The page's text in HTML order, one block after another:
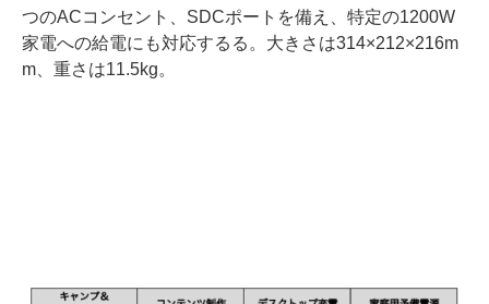
つのACコンセント、SDCポートを備え、特定の1200W
家電への給電にも対応するる。大きさは314×212×216m
m、重さは11.5kg。